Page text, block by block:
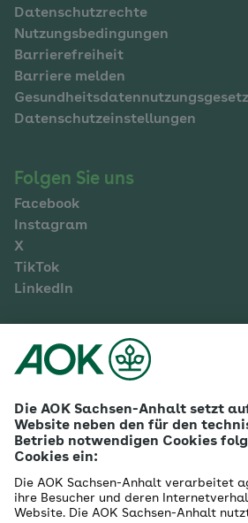
Datenschutzrechte
Nutzungsbedingungen
Barrierefreiheit
Barriere melden
Gesundheitsdatennutzungsgesetz
Datenschutzeinstellungen
Folgen Sie uns
Facebook
Instagram
X
TikTok
LinkedIn
Mehr zur AOK Sachsen-
Karriere
Betriebliches
Firmenkunden
Gesundheitspartner
Betreuer- & Bevollmächtigte
Die AOK - Wir über uns